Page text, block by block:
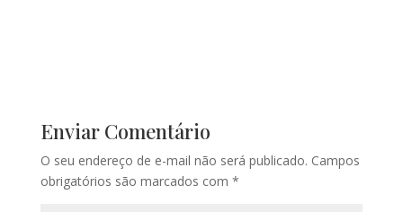
Enviar Comentário
O seu endereço de e-mail não será publicado. Campos
obrigatórios são marcados com *